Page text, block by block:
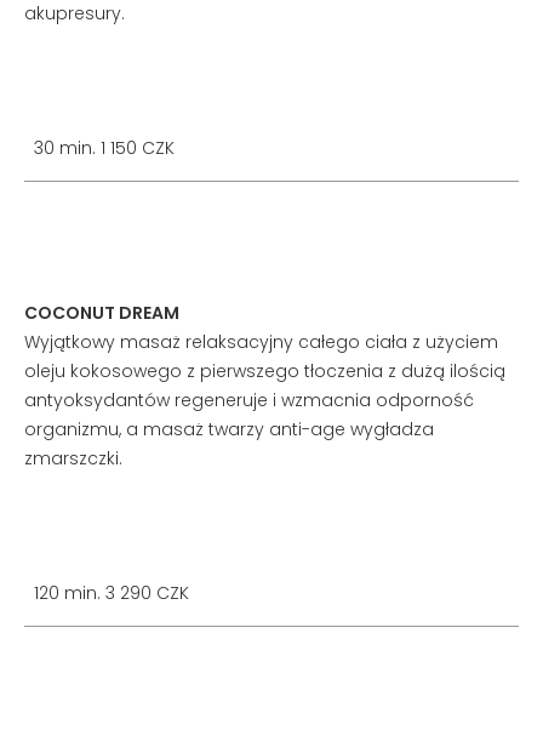
akupresury.
30 min. 1 150 CZK
COCONUT DREAM
Wyjątkowy masaż relaksacyjny całego ciała z użyciem
oleju kokosowego z pierwszego tłoczenia z dużą ilością
antyoksydantów regeneruje i wzmacnia odporność
organizmu, a masaż twarzy anti-age wygładza
zmarszczki.
120 min. 3 290 CZK